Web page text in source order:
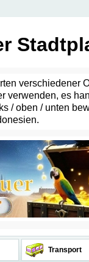
verschiedener
verwenden, es
/ oben / unten
Transport